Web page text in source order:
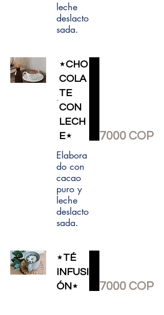
leche
deslacto
sada.
⋆CHO
COLA
TE
CON
LECH
E⋆
Elabora
do con
cacao
puro y
leche
deslacto
7000 COP
⋆TÉ
INFUSI
ÓN⋆
7000 COP